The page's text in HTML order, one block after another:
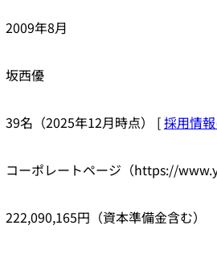
2009年8月
坂西優
39名（2025年12月時点） [採用情
コーポレートページ（https://
222,090,165円（資本準備金含む）